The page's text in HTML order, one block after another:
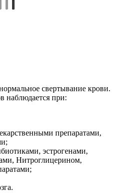
свертывание крови.
наблюдается при:
препаратами,
эстрогенами,
Нитроглицерином,